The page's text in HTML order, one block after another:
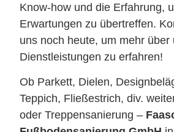
Know-how und die Erfahrung,
Erwartungen zu übertreffen.
uns noch heute, um mehr über
Dienstleistungen zu erfahren!
Ob Parkett, Dielen,
Teppich, Fließestrich, div.
oder Treppensanierung –